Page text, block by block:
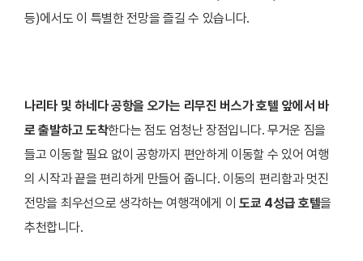
등)에서도 이 특별한 전망을 즐길 수 있습니다.
나리타 및 하네다 공항을 오가는 리무진 버스가 호텔 앞에서 바
로 출발하고 도착한다는 점도 엄청난 장점입니다. 무거운 짐을
들고 이동할 필요 없이 공항까지 편안하게 이동할 수 있어 여행
의 시작과 끝을 편리하게 만들어 줍니다. 이동의 편리함과 멋진
전망을 최우선으로 생각하는 여행객에게 이도쿄 4성급 호텔을
추천합니다.